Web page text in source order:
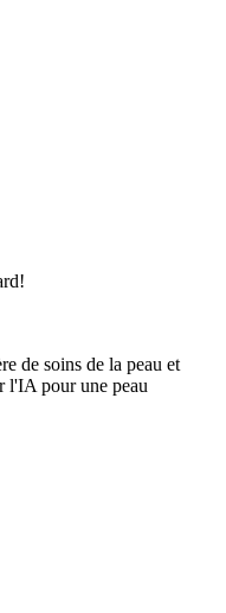
de soins de la peau et
l'IA pour une peau